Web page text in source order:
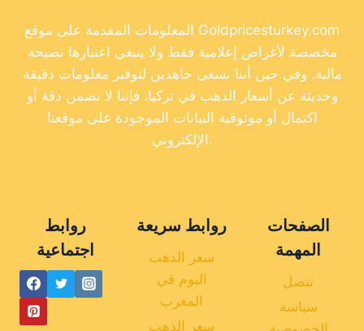
المعلومات المقدمة على موقع Goldpricesturkey.com
مخصصة لأغراض إعلامية فقط ولا ينبغي اعتبارها نصيحة
مالية. وفي حين أننا نسعى جاهدين لتوفير معلومات دقيقة
وحديثة عن أسعار الذهب في تركيا، فإننا لا نضمن دقة أو
اكتمال أو موثوقية البيانات الموجودة على موقعنا
الإلكتروني.
روابط
اجتماعية
روابط سريعة
سعر الذهب
اليوم في
المغرب
سعر الذهب
الصفحات
المهمة
تنصل
سياسة